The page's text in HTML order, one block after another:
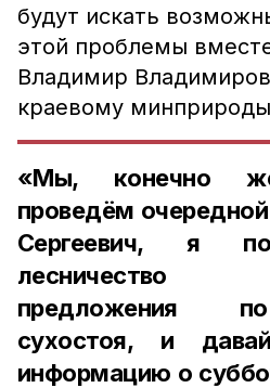
будут искать
этой проблемы
Владимир
краевому
«Мы, конечно
проведём
Сергеевич, я
лесничество
предложения
сухостоя, и
информацию о